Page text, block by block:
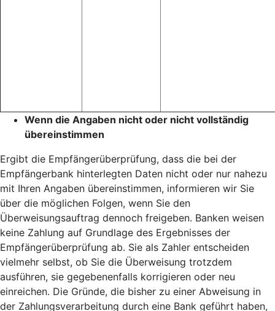
Wenn die Angaben nicht oder nicht vollständig
übereinstimmen
Ergibt die Empfängerüberprüfung, dass die bei der
Empfängerbank hinterlegten Daten nicht oder nur nahezu
mit Ihren Angaben übereinstimmen, informieren wir Sie
über die möglichen Folgen, wenn Sie den
Überweisungsauftrag dennoch freigeben. Banken weisen
keine Zahlung auf Grundlage des Ergebnisses der
Empfängerüberprüfung ab. Sie als Zahler entscheiden
vielmehr selbst, ob Sie die Überweisung trotzdem
ausführen, sie gegebenenfalls korrigieren oder neu
einreichen. Die Gründe, die bisher zu einer Abweisung in
der Zahlungsverarbeitung durch eine Bank geführt haben,